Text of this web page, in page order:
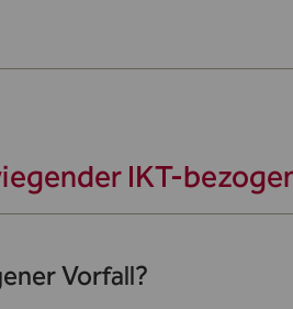
IKT-
Vorfall?